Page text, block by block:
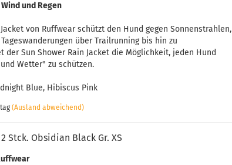
und Regen
von Ruffwear schützt den Hund gegen Sonnenstrahlen,
über Trailrunning bis hin zu
der Sun Shower Rain Jacket die Möglichkeit, jeden Hund
Wetter" zu schützen.
Blue, Hibiscus Pink
(Ausland abweichend)
Stck. Obsidian Black Gr. XS